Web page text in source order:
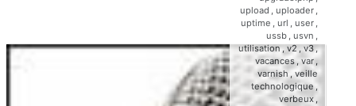
upload , uploader ,
uptime , url , user ,
ussb , usvn ,
utilisation,v2,v3,
vacances , var,
varnish , veille
technologique ,
verbeux ,